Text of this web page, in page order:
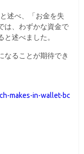
述べ、「お金を失
は、わずかな資金で
述べました。
なることが期待でき
makes-in-wallet-bc